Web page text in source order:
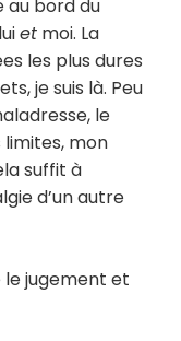
au bord du
et moi. La
les plus dures
je suis là. Peu
le
mon
suffit à
d’un autre
le jugement et